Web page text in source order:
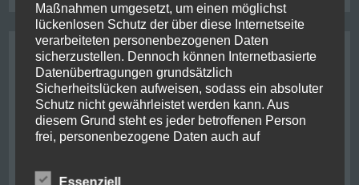
Tagging
achental adrenaline bayern bike centre of nz chernobyl chiemgau
christchurch classic flight ferry franzjosef friends ghosbusters
glacier helicopter hiking irish jetboat jurassic park kaikoura
kawarau river kiwilake wanaka metlife milford sounds
picton
Maßnahmen umgesetzt, um einen möglichst
lückenlosen Schutz der über diese Internetseite
verarbeiteten personenbezogenen Daten
sicherzustellen. Dennoch können Internetbasierte
Datenübertragungen grundsätzlich
Sicherheitslücken aufweisen, sodass ein absoluter
Schutz nicht gewährleistet werden kann. Aus
diesem Grund steht es jeder betroffenen Person
frei, personenbezogene Daten auch auf
uns zu übermitteln.